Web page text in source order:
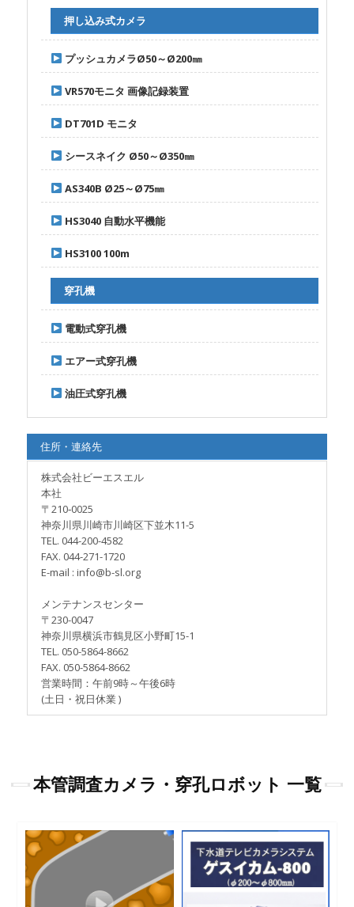
押し込み式カメラ
プッシュカメラØ50～Ø200㎜
VR570モニタ 画像記録装置
DT701D モニタ
シースネイク Ø50～Ø350㎜
AS340B Ø25～Ø75㎜
HS3040 自動水平機能
HS3100 100m
穿孔機
電動式穿孔機
エアー式穿孔機
油圧式穿孔機
住所・連絡先
株式会社ビーエスエル
本社
〒210‐0025
神奈川県川崎市川崎区下並木11-5
TEL. 044-200-4582
FAX. 044-271-1720
E-mail : info@b-sl.org
メンテナンスセンター
〒230-0047
神奈川県横浜市鶴見区小野町15-1
TEL. 050-5864-8662
FAX. 050-5864-8662
営業時間：午前9時～午後6時
(土日・祝日休業 )
本管調査カメラ・穿孔ロボット 一覧